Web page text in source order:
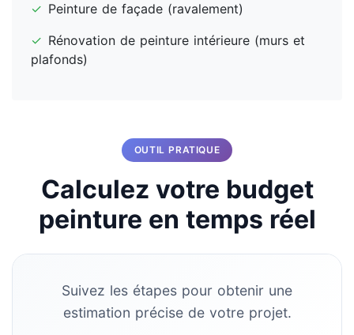
✓ Peinture de façade (ravalement)
✓ Rénovation de peinture intérieure (murs et
plafonds)
OUTIL PRATIQUE
Calculez votre budget
peinture en temps réel
Suivez les étapes pour obtenir une
estimation précise de votre projet.